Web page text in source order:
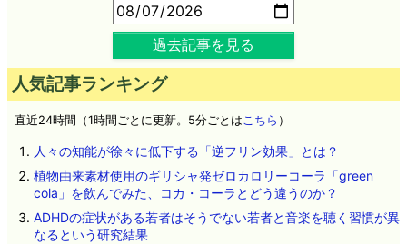
過去記事を見る
人気記事ランキング
直近24時間（1時間ごとに更新。5分ごとはこちら ）
人々の知能が徐々に低下する「逆フリン効果」とは？
植物由来素材使用のギリシャ発ゼロカロリーコーラ「green
cola」を飲んでみた、コカ・コーラとどう違うのか？
ADHDの症状がある若者はそうでない若者と音楽を聴く習慣が異
なるという研究結果